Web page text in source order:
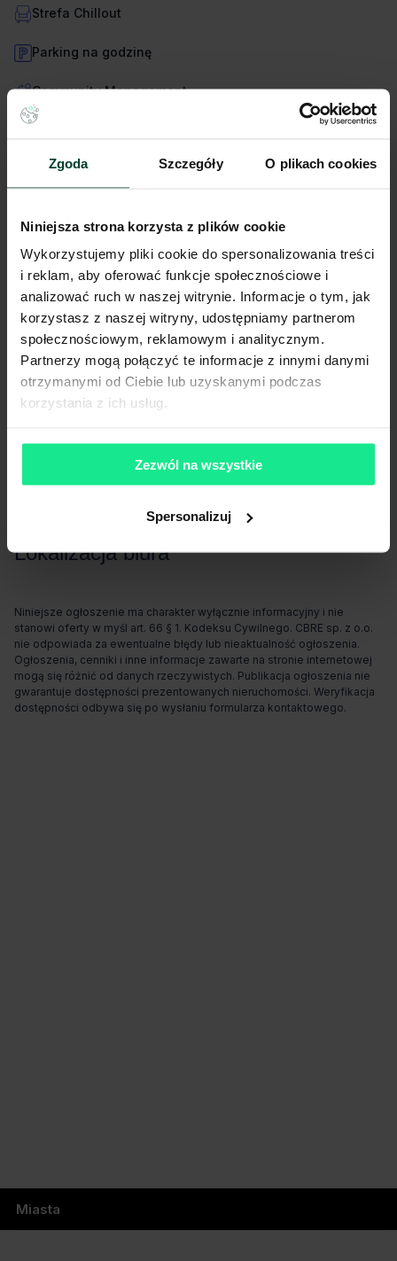
Zgoda Szczegóły O plikach cookies
Niniejsza strona korzysta z plików cookie
Wykorzystujemy pliki cookie do spersonalizowania treści
i reklam, aby oferować funkcje społecznościowe i
analizować ruch w naszej witrynie. Informacje o tym, jak
korzystasz z naszej witryny, udostępniamy partnerom
społecznościowym, reklamowym i analitycznym.
Partnerzy mogą połączyć te informacje z innymi danymi
otrzymanymi od Ciebie lub uzyskanymi podczas
korzystania z ich usług.
Zezwól na wszystkie
Spersonalizuj
Strefa Chillout
Parking na godzinę
Community Management
W cenie
Napoje
Umeblowane
Wyposażona kuchnia
Sale konferencyjne
Drukarka
Komunikacja
Przystanek autobusowy
Lokalizacja biura
Niniejsze ogłoszenie ma charakter wyłącznie informacyjny i nie
stanowi oferty w myśl art. 66 § 1. Kodeksu Cywilnego. CBRE sp. z o.o.
nie odpowiada za ewentualne błędy lub nieaktualność ogłoszenia.
Ogłoszenia, cenniki i inne informacje zawarte na stronie internetowej
mogą się różnić od danych rzeczywistych. Publikacja ogłoszenia nie
gwarantuje dostępności prezentowanych nieruchomości. Weryfikacja
dostępności odbywa się po wysłaniu formularza kontaktowego.
Miasta